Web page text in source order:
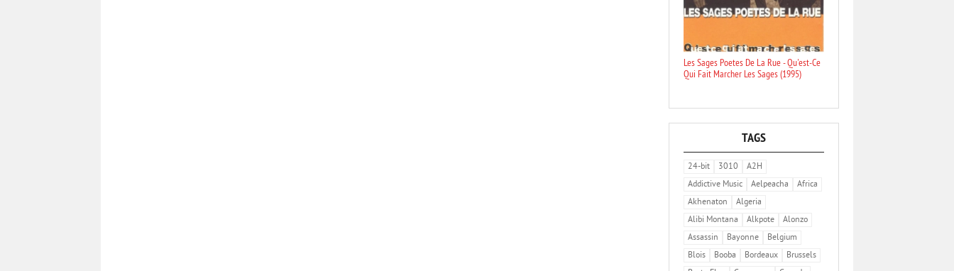
Les Sages Poetes De La Rue - Qu'est-Ce
Qui Fait Marcher Les Sages (1995)
TAGS
24-bit 3010
A2H
Addictive Music
Aelpeacha
Africa
Akhenaton
Algeria
Alibi Montana
Alkpote
Alonzo
Assassin
Bayonne
Belgium
Blois
Booba Bordeaux
Brussels